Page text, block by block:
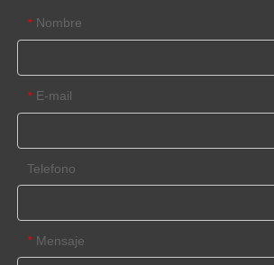
* Nombre
* E-mail
Telefono
* Mensaje